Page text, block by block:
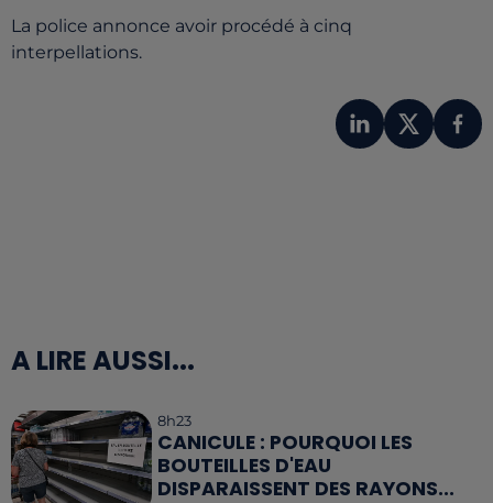
La police annonce avoir procédé à cinq
interpellations.
A LIRE AUSSI...
8h23
CANICULE : POURQUOI LES
BOUTEILLES D'EAU
DISPARAISSENT DES RAYONS...